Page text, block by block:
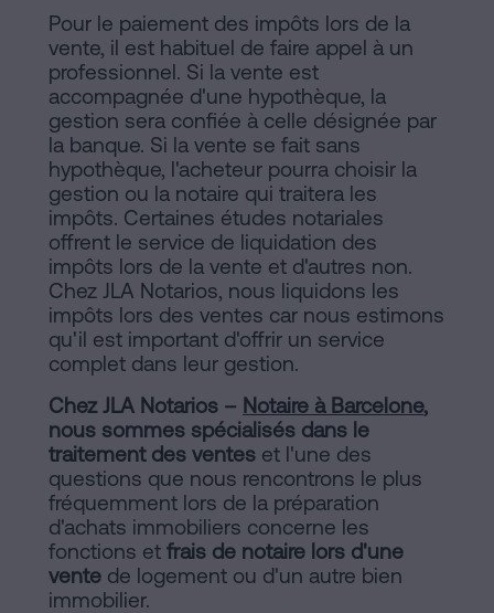
Pour le paiement des impôts lors de la
vente, il est habituel de faire appel à un
professionnel. Si la vente est
accompagnée d'une hypothèque, la
gestion sera confiée à celle désignée par
la banque. Si la vente se fait sans
hypothèque, l'acheteur pourra choisir la
gestion ou la notaire qui traitera les
impôts. Certaines études notariales
offrent le service de liquidation des
impôts lors de la vente et d'autres non.
Chez JLA Notarios, nous liquidons les
impôts lors des ventes car nous estimons
qu'il est important d'offrir un service
complet dans leur gestion.
Chez JLA Notarios – Notaire à Barcelone,
nous sommes spécialisés dans le
traitement des ventes et l'une des
questions que nous rencontrons le plus
fréquemment lors de la préparation
d'achats immobiliers concerne les
fonctions et frais de notaire lors d'une
vente de logement ou d'un autre bien
immobilier.